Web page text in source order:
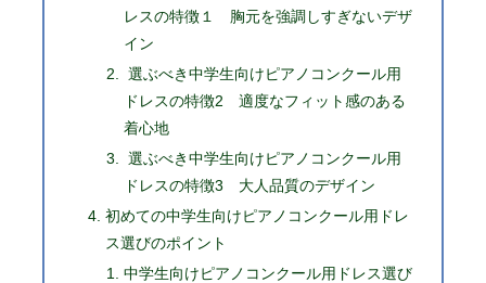
レスの特徴１ 胸元を強調しすぎないデザ
イン
選ぶべき中学生向けピアノコンクール用
ドレスの特徴2 適度なフィット感のある
着心地
選ぶべき中学生向けピアノコンクール用
ドレスの特徴3 大人品質のデザイン
初めての中学生向けピアノコンクール用ドレ
ス選びのポイント
中学生向けピアノコンクール用ドレス選び